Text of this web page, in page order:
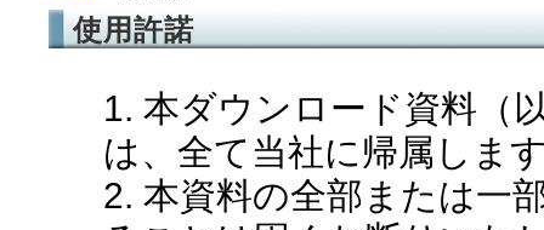
使用許諾
1. 本ダウンロード資料（
は、全て当社に帰属しま
2. 本資料の全部または一